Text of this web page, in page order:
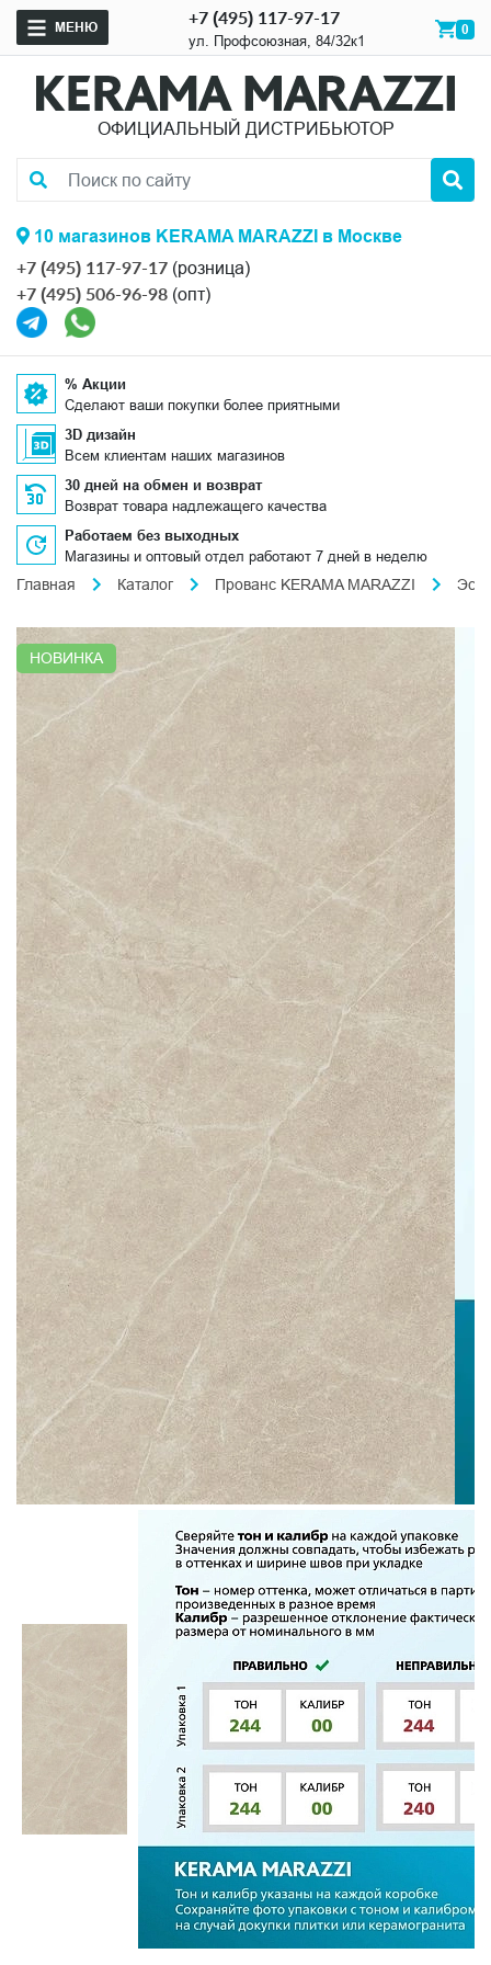
МЕНЮ +7 (495) 117-97-17
ул. Профсоюзная, 84/32к1
0
ОФИЦИАЛЬНЫЙ ДИСТРИБЬЮТОР
10 магазинов KERAMA MARAZZI в Москве
+7 (495) 117-97-17 (розница)
+7 (495) 506-96-98 (опт)
% Акции
Сделают ваши покупки более приятными
3D дизайн
Всем клиентам наших магазинов
30 дней на обмен и возврат
Возврат товара надлежащего качества
Работаем без выходных
Магазины и оптовый отдел работают 7 дней в неделю
Главная
Каталог Прованс KERAMA MARAZZI
НОВИНКА